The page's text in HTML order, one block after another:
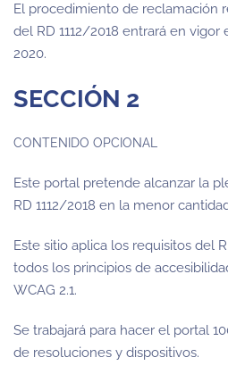
El procedimiento de reclamación
del RD 1112/2018 entrará en
2020.
SECCIÓN 2
CONTENIDO OPCIONAL
Este portal pretende alcanzar la
RD 1112/2018 en la menor
Este sitio aplica los requisitos del
todos los principios de
WCAG 2.1.
Se trabajará para hacer el portal
de resoluciones y dispositivos.